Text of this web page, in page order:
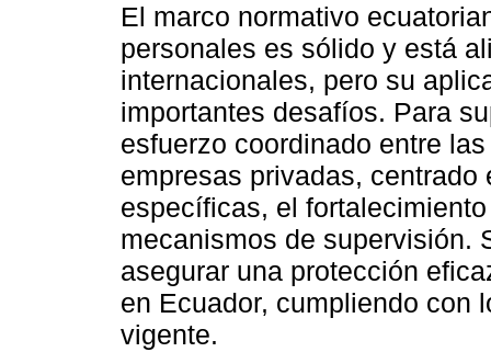
El marco normativo
personales es sólido y está
internacionales, pero su
importantes desafíos. Para
esfuerzo coordinado entre
empresas privadas,
específicas, el
mecanismos de supervisión.
asegurar una protección
en Ecuador, cumpliendo con
vigente.